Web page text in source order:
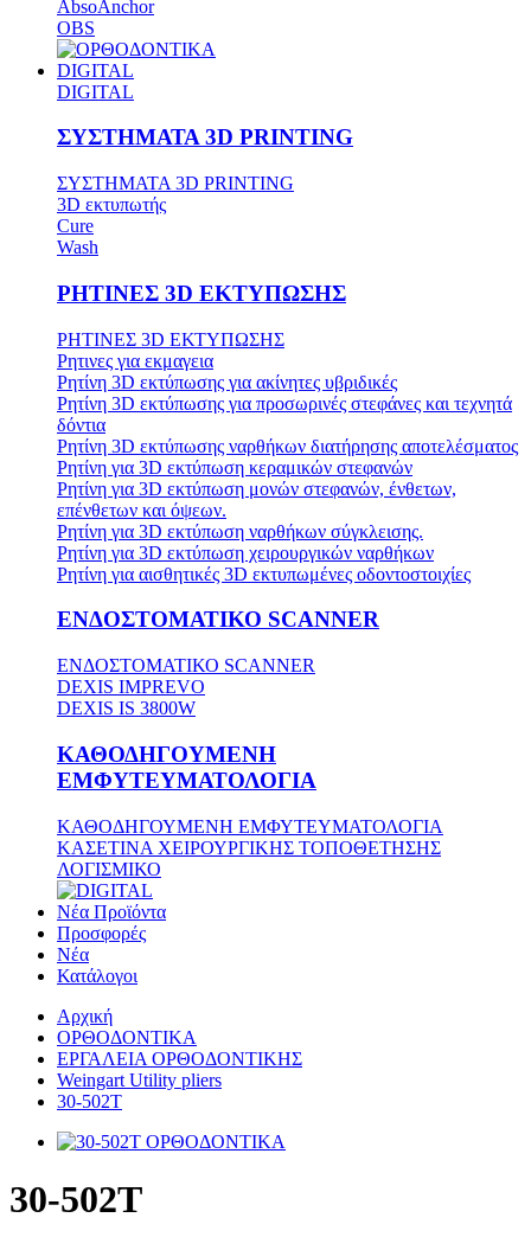
AbsoAnchor
OBS
DIGITAL
DIGITAL
ΣΥΣΤΗΜΑΤΑ 3D PRINTING
ΣΥΣΤΗΜΑΤΑ 3D PRINTING
3D εκτυπωτής
Cure
Wash
ΡΗΤΙΝΕΣ 3D ΕΚΤΥΠΩΣΗΣ
ΡΗΤΙΝΕΣ 3D ΕΚΤΥΠΩΣΗΣ
Ρητινες για εκμαγεια
Ρητίνη 3D εκτύπωσης για ακίνητες υβριδικές
Ρητίνη 3D εκτύπωσης για προσωρινές στεφάνες και τεχνητά
δόντια
Ρητίνη 3D εκτύπωσης ναρθήκων διατήρησης αποτελέσματος
Ρητίνη για 3D εκτύπωση κεραμικών στεφανών
Ρητίνη για 3D εκτύπωση μονών στεφανών, ένθετων,
επένθετων και όψεων.
Ρητίνη για 3D εκτύπωση ναρθήκων σύγκλεισης.
Ρητίνη για 3D εκτύπωση χειρουργικών ναρθήκων
Ρητίνη για αισθητικές 3D εκτυπωμένες οδοντοστοιχίες
ΕΝΔΟΣΤΟΜΑΤΙΚΟ SCANNER
ΕΝΔΟΣΤΟΜΑΤΙΚΟ SCANNER
DEXIS IMPREVO
DEXIS IS 3800W
ΚΑΘΟΔΗΓΟΥΜΕΝΗ
ΕΜΦΥΤΕΥΜΑΤΟΛΟΓΙΑ
ΚΑΘΟΔΗΓΟΥΜΕΝΗ ΕΜΦΥΤΕΥΜΑΤΟΛΟΓΙΑ
ΚΑΣΕΤΙΝΑ ΧΕΙΡΟΥΡΓΙΚΗΣ ΤΟΠΟΘΕΤΗΣΗΣ
ΛΟΓΙΣΜΙΚΟ
Νέα Προϊόντα
Προσφορές
Νέα
Κατάλογοι
Αρχική
ΟΡΘΟΔΟΝΤΙΚΑ
ΕΡΓΑΛΕΙΑ ΟΡΘΟΔΟΝΤΙΚΗΣ
Weingart Utility pliers
30-502T
30-502T